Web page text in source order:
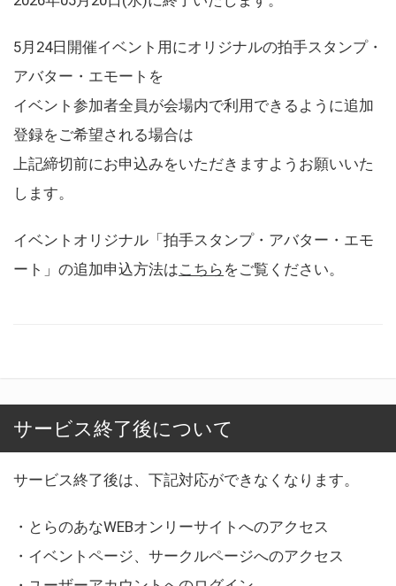
5月24日開催イベント用にオリジナルの拍手スタンプ・
アバター・エモートを
イベント参加者全員が会場内で利用できるように追加
登録をご希望される場合は
上記締切前にお申込みをいただきますようお願いいた
します。
イベントオリジナル「拍手スタンプ・アバター・エモ
ート」の追加申込方法はこちら をご覧ください。
サービス終了後について
サービス終了後は、下記対応ができなくなります。
・とらのあなWEBオンリーサイトへのアクセス
・イベントページ、サークルページへのアクセス